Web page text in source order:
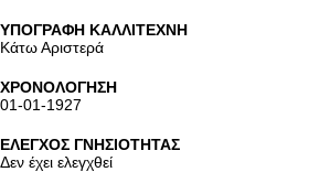
ΥΠΟΓΡΑΦΗ ΚΑΛΛΙΤΕΧΝΗ
Κάτω Αριστερά
ΧΡΟΝΟΛΟΓΗΣΗ
01-01-1927
ΕΛΕΓΧΟΣ ΓΝΗΣΙΟΤΗΤΑΣ
Δεν έχει ελεγχθεί